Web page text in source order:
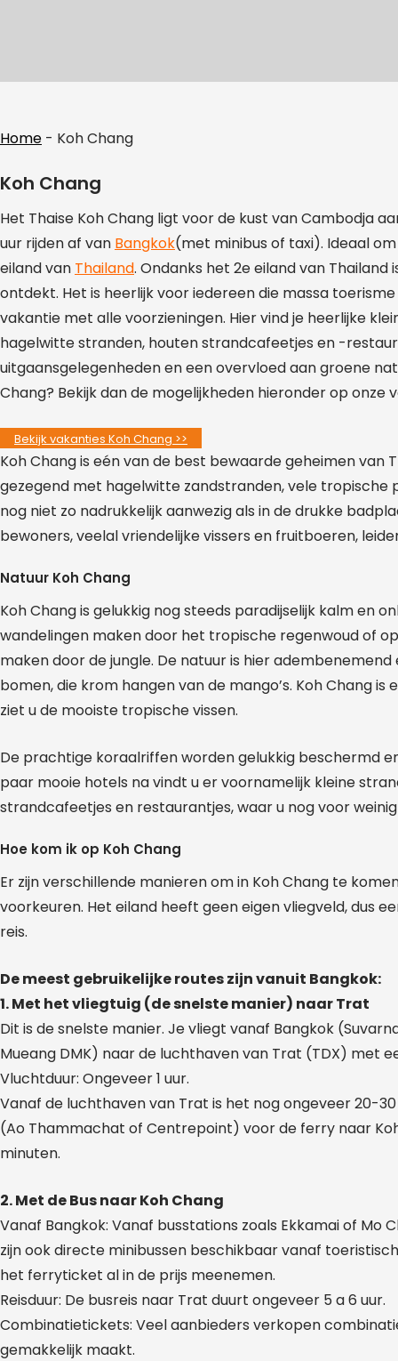
Home - Koh Chang
Koh Chang
Het Thaise Koh Chang ligt voor de kust van Cambodja
uur rijden af van Bangkok(met minibus of taxi). Ideaal
eiland van Thailand. Ondanks het 2e eiland van Thailand
ontdekt. Het is heerlijk voor iedereen die massa
vakantie met alle voorzieningen. Hier vind je heerlijke
hagelwitte stranden, houten strandcafeetjes en -
uitgaansgelegenheden en een overvloed aan groene
Chang? Bekijk dan de mogelijkheden hieronder op onze
Bekijk vakanties Koh Chang >>
Koh Chang is eén van de best bewaarde geheimen van
gezegend met hagelwitte zandstranden, vele tropische
nog niet zo nadrukkelijk aanwezig als in de drukke
bewoners, veelal vriendelijke vissers en fruitboeren,
Natuur Koh Chang
Koh Chang is gelukkig nog steeds paradijselijk kalm en
wandelingen maken door het tropische regenwoud of
maken door de jungle. De natuur is hier
bomen, die krom hangen van de mango’s. Koh Chang
ziet u de mooiste tropische vissen.
De prachtige koraalriffen worden gelukkig beschermd
paar mooie hotels na vindt u er voornamelijk kleine
strandcafeetjes en restaurantjes, waar u nog voor
Hoe kom ik op Koh Chang
Er zijn verschillende manieren om in Koh Chang te
voorkeuren. Het eiland heeft geen eigen vliegveld, dus
reis.
De meest gebruikelijke routes zijn vanuit Bangkok:
1. Met het vliegtuig (de snelste manier) naar Trat
Dit is de snelste manier. Je vliegt vanaf Bangkok
Mueang DMK) naar de luchthaven van Trat (TDX) met
Vluchtduur: Ongeveer 1 uur.
Vanaf de luchthaven van Trat is het nog ongeveer 20-
(Ao Thammachat of Centrepoint) voor de ferry naar
minuten.
2. Met de Bus naar Koh Chang
Vanaf Bangkok: Vanaf busstations zoals Ekkamai of Mo
zijn ook directe minibussen beschikbaar vanaf
het ferryticket al in de prijs meenemen.
Reisduur: De busreis naar Trat duurt ongeveer 5 a 6 uur.
Combinatietickets: Veel aanbieders verkopen
gemakkelijk maakt.